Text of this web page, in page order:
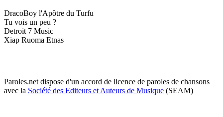
DracoBoy l'Apôtre du Turfu
Tu vois un peu ?
Detroit 7 Music
Xiap Ruoma Etnas
Paroles.net dispose d'un accord de licence de paroles de chansons
avec la Société des Editeurs et Auteurs de Musique (SEAM)